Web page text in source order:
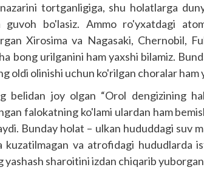
tortganligiga, shu holatlarga
guvoh bo'lasiz. Ammo ro'yxatdagi
Xirosima va Nagasaki, Chernobil,
bong urilganini ham yaxshi bilamiz.
oldi olinishi uchun ko'rilgan choralar ham
belidan joy olgan “Orol dengizining
falokatning ko'lami ulardan ham
Bunday holat – ulkan hududdagi suv
kuzatilmagan va atrofidagi hududlarda
yashash sharoitini izdan chiqarib